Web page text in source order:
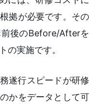
拠が必要です。その
後のBefore/Afterを
の実施です。
遂行スピードが研修
かをデータとして可